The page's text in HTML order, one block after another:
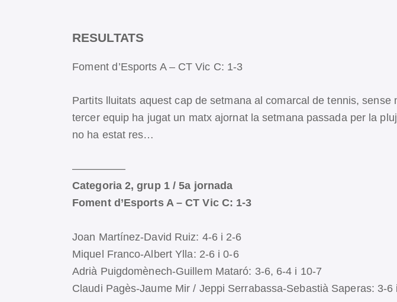
RESULTATS
Foment d’Esports A – CT Vic C: 1-3
Partits lluitats aquest cap de setmana al comarcal de tennis, sense
tercer equip ha jugat un matx ajornat la setmana passada per la
no ha estat res…
—————
Categoria 2, grup 1 / 5a jornada
Foment d’Esports A – CT Vic C: 1-3
Joan Martínez-David Ruiz: 4-6 i 2-6
Miquel Franco-Albert Ylla: 2-6 i 0-6
Adrià Puigdomènech-Guillem Mataró: 3-6, 6-4 i 10-7
Claudi Pagès-Jaume Mir / Jeppi Serrabassa-Sebastià Saperas: 3-6